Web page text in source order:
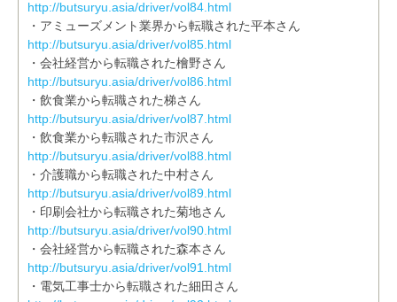
http://butsuryu.asia/driver/vol84.html
・アミューズメント業界から転職された平本さん
http://butsuryu.asia/driver/vol85.html
・会社経営から転職された檜野さん
http://butsuryu.asia/driver/vol86.html
・飲食業から転職された梯さん
http://butsuryu.asia/driver/vol87.html
・飲食業から転職された市沢さん
http://butsuryu.asia/driver/vol88.html
・介護職から転職された中村さん
http://butsuryu.asia/driver/vol89.html
・印刷会社から転職された菊地さん
http://butsuryu.asia/driver/vol90.html
・会社経営から転職された森本さん
http://butsuryu.asia/driver/vol91.html
・電気工事士から転職された細田さん